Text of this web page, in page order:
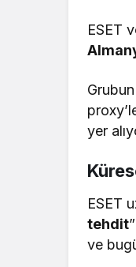
ESET
yer
ESET
tehdit
ve